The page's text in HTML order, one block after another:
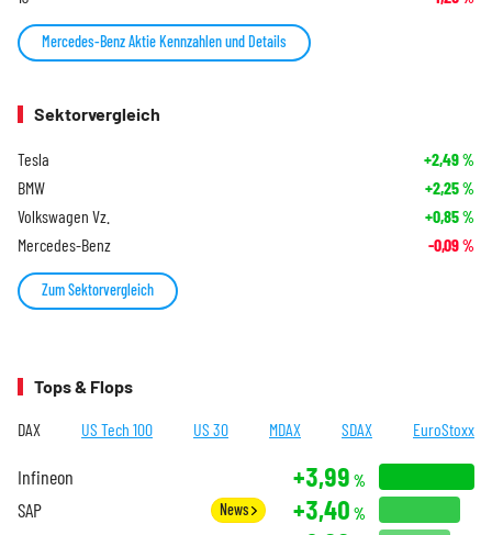
Mercedes-Benz Aktie Kennzahlen und Details
Sektorvergleich
Tesla +2,49%
BMW +2,25%
Volkswagen Vz. +0,85%
Mercedes-Benz -0,09%
Zum Sektorvergleich
Tops & Flops
DAX US Tech 100 US 30 MDAX SDAX EuroStoxx
Infineon +3,99 %
SAP News +3,40 %